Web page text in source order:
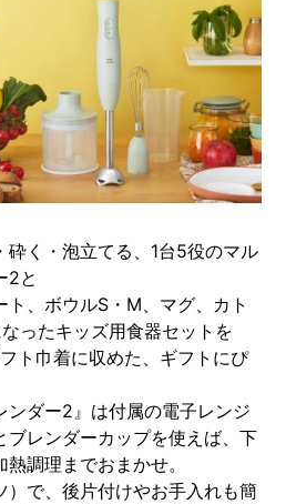
砕く・泡立てる、1台5役のマル
2と
、ボウルS・M、マグ、カト
ったキッズ用食器セットを
ト巾着に収めた、ギフトにぴ
ンダー2』は付属の電子レンジ
ブレンダーカップを使えば、下
調理までおまかせ。
）で、後片付けやお手入れも簡